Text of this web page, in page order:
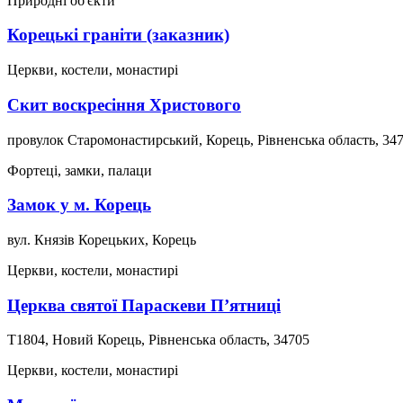
Корецькі граніти (заказник)
Церкви, костели, монастирі
Скит воскресіння Христового
провулок Старомонастирський, Корець, Рівненська область,
Фортеці, замки, палаци
Замок у м. Корець
вул. Князів Корецьких, Корець
Церкви, костели, монастирі
Церква святої Параскеви П’ятниці
Т1804, Новий Корець, Рівненська область, 34705
Церкви, костели, монастирі